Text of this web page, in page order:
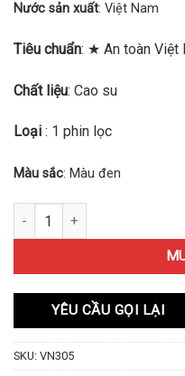
Nước sản xuất: Việt Nam
Tiêu chuẩn: ★ An toàn Việt
Chất liệu: Cao su
Loại : 1 phin lọc
Màu sắc: Màu đen
Mặt nạ phòng độc Việt Nam
YÊU CẦU GỌI LẠI
SKU: VN305